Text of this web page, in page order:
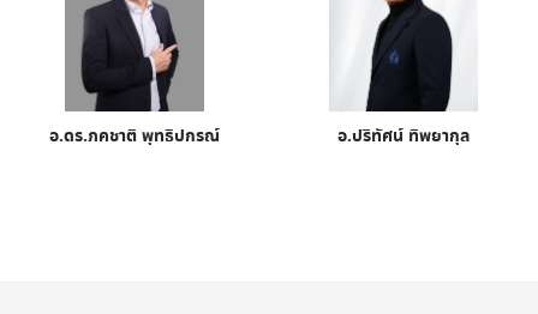
อ.ดร.ภคชาติ พุทธิปกรณ์ อ.ปริทัศน์ ทิพยากุล